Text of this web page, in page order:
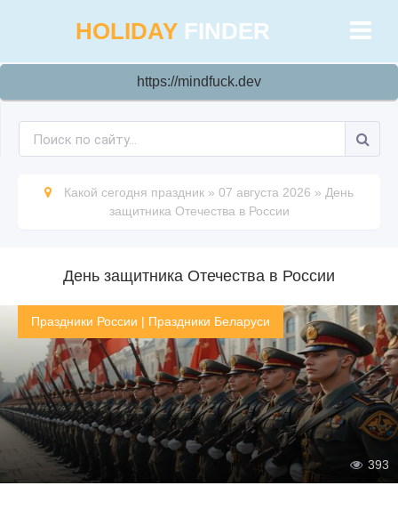
HOLIDAY FINDER
https://mindfuck.dev
Какой сегодня праздник » 07 августа 2026 » День
защитника Отечества в России
День защитника Отечества в России
Праздники России | Праздники Беларуси
393